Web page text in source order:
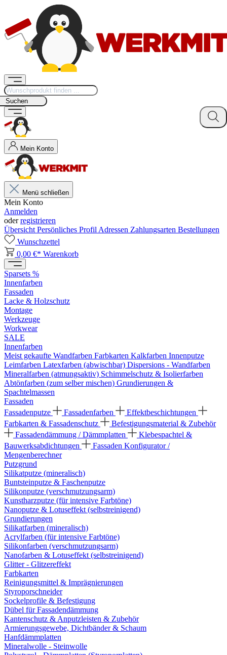
Suchen
Mein Konto
Menü schließen
Mein Konto
Anmelden
oderregistrieren
Übersicht Persönliches Profil Adressen Zahlungsarten Bestellungen
Wunschzettel
0,00 €* Warenkorb
Sparsets %
Innenfarben
Fassaden
Lacke & Holzschutz
Montage
Werkzeuge
Workwear
SALE
Innenfarben
Meist gekaufte Wandfarben Farbkarten Kalkfarben Innenputze
Leimfarben Latexfarben (abwischbar) Dispersions - Wandfarben
Mineralfarben (atmungsaktiv) Schimmelschutz & Isolierfarben
Abtönfarben (zum selber mischen) Grundierungen &
Spachtelmassen
Fassaden
Fassadenputze
Fassadenfarben
Effektbeschichtungen
Farbkarten & Fassadenschutz
Befestigungsmaterial & Zubehör
Fassadendämmung / Dämmplatten
Klebespachtel &
Bauwerksabdichtungen
Fassaden Konfigurator /
Mengenberechner
Putzgrund
Silikatputze (mineralisch)
Buntsteinputze & Faschenputze
Silikonputze (verschmutzungsarm)
Kunstharzputze (für intensive Farbtöne)
Nanoputze & Lotuseffekt (selbstreinigend)
Grundierungen
Silikatfarben (mineralisch)
Acrylfarben (für intensive Farbtöne)
Silikonfarben (verschmutzungsarm)
Nanofarben & Lotuseffekt (selbstreinigend)
Glitter - Glitzereffekt
Farbkarten
Reinigungsmittel & Imprägnierungen
Styroporschneider
Sockelprofile & Befestigung
Dübel für Fassadendämmung
Kantenschutz & Anputzleisten & Zubehör
Armierungsgewebe, Dichtbänder & Schaum
Hanfdämmplatten
Mineralwolle - Steinwolle